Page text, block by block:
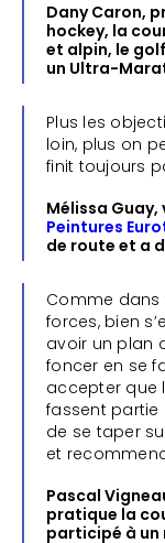
Dany Caron,
hockey, la
et alpin, le
un Ultra-
Plus les
loin, plus on
finit toujours
Mélissa
Peintures
de route et a
Comme dans
forces, bien
avoir un plan
foncer en se
accepter que
fassent partie
de se taper
et
Pascal
pratique la
participé à un